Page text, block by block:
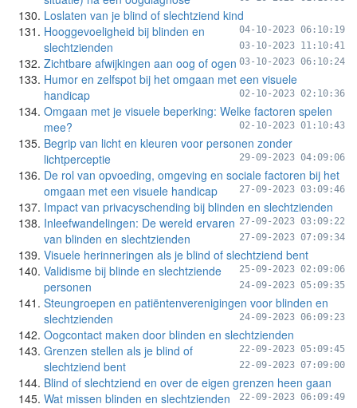
Loslaten van je blind of slechtziend kind
04-10-2023 06:10:19
Hooggevoeligheid bij blinden en
slechtzienden
03-10-2023 11:10:41
Zichtbare afwijkingen aan oog of ogen 03-10-2023 06:10:24
Humor en zelfspot bij het omgaan met een visuele
handicap
02-10-2023 02:10:36
Omgaan met je visuele beperking: Welke factoren spelen
mee?
02-10-2023 01:10:43
Begrip van licht en kleuren voor personen zonder
lichtperceptie
29-09-2023 04:09:06
De rol van opvoeding, omgeving en sociale factoren bij het
omgaan met een visuele handicap
27-09-2023 03:09:46
Impact van privacyschending bij blinden en slechtzienden
27-09-2023 03:09:22
Inleefwandelingen: De wereld ervaren
van blinden en slechtzienden
27-09-2023 07:09:34
Visuele herinneringen als je blind of slechtziend bent
25-09-2023 02:09:06
Validisme bij blinde en slechtziende
personen
24-09-2023 05:09:35
Steungroepen en patiëntenverenigingen voor blinden en
slechtzienden
24-09-2023 06:09:23
Oogcontact maken door blinden en slechtzienden
22-09-2023 05:09:45
Grenzen stellen als je blind of
slechtziend bent
22-09-2023 07:09:00
Blind of slechtziend en over de eigen grenzen heen gaan
22-09-2023 06:09:49
Wat missen blinden en slechtzienden